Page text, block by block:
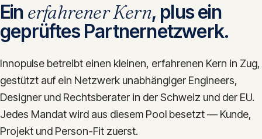
Ein erfahrener Kern, plus ein
geprüftes Partnernetzwerk.
Innopulse betreibt einen kleinen, erfahrenen Kern in Zug,
gestützt auf ein Netzwerk unabhängiger Engineers,
Designer und Rechtsberater in der Schweiz und der EU.
Jedes Mandat wird aus diesem Pool besetzt — Kunde,
Projekt und Person-Fit zuerst.